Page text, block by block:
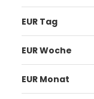
EUR Tag
EUR Woche
EUR Monat